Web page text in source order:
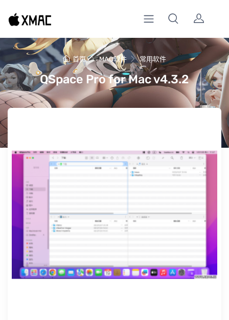
首页 MAC软件 常用软件
QSpace Pro for Mac v4.3.2